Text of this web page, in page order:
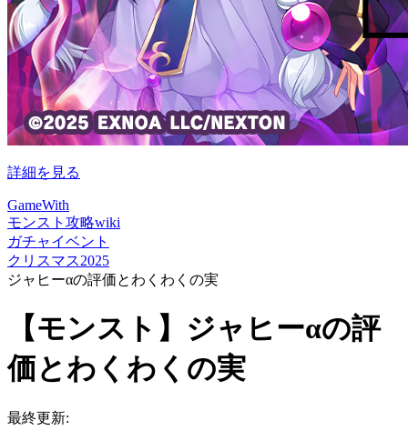
詳細を見る
GameWith
モンスト攻略wiki
ガチャイベント
クリスマス2025
ジャヒーαの評価とわくわくの実
【モンスト】ジャヒーαの評
価とわくわくの実
最終更新: